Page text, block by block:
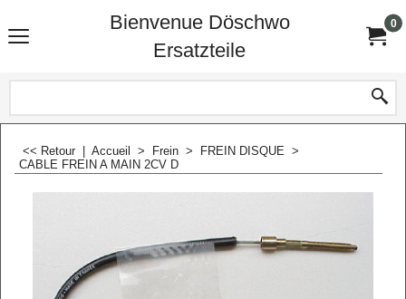
Bienvenue Döschwo
Ersatzteile
0
<< Retour Accueil > Frein > FREIN DISQUE >
CABLE FREIN A MAIN 2CV D